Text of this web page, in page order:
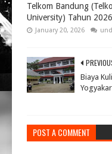
Telkom Bandung
University) Tahun
January 20, 2026
Biaya
POST A COMMENT